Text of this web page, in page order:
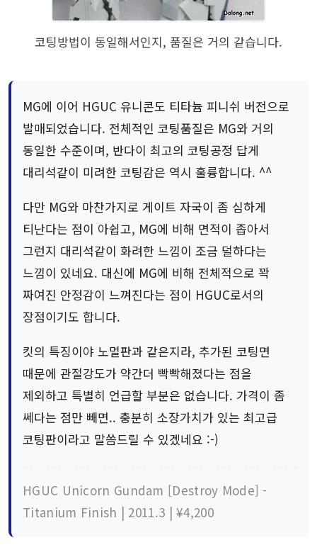
코팅방법이 동일해서인지, 품질은 거의 같습니다.
MG에 이어 HGUC 유니콘도 티타늄 피니쉬 버전으로
발매되었습니다. 전체적인 코팅품질은 MG와 거의
동일한 수준이며, 반다이 최고의 코팅공정 답게
대리석같이 미려한 코팅감은 역시 훌륭합니다. ^^
다만 MG와 마찬가지로 게이트 자국이 좀 심하게
티난다는 점이 아쉽고, MG에 비해 면적이 좁아서
그런지 대리석같이 화려한 느낌이 조금 덜하다는
느낌이 있네요. 대신에 MG에 비해 전체적으로 꽉
짜여진 안정감이 느껴진다는 점이 HGUC로서의
장점이기도 합니다.
킷의 특징이야 노멀판과 같은지라, 추가된 코팅면
때문에 관절강도가 약간더 빡빡해졌다는 점을
제외하고 특별히 언급할 부분은 없습니다. 가격이 좀
쎄다는 점만 빼면.. 충분히 소장가치가 있는 최고급
코팅판이라고 말씀드릴 수 있겠네요 :-)
HGUC Unicorn Gundam [Destroy Mode] -
Titanium Finish | 2011.3 | ¥4,200